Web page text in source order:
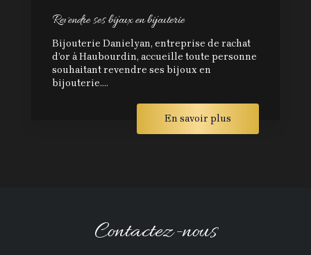
Revendre ses bijoux en bijouterie
Bijouterie Danielyan, entreprise de rachat
d’or à Haubourdin, accueille toute personne
souhaitant revendre ses bijoux en
bijouterie....
En savoir plus
Contactez-nous